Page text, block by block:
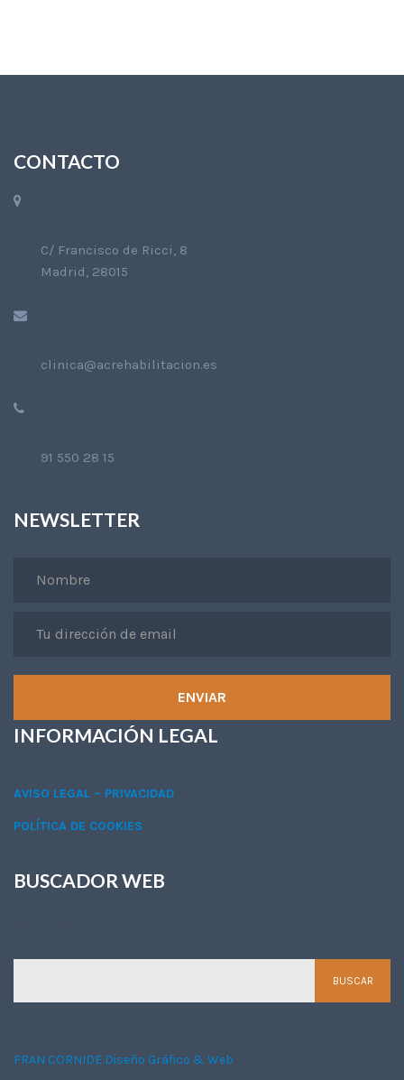
CONTACTO
C/ Francisco de Ricci, 8
Madrid, 28015
clinica@acrehabilitacion.es
91 550 28 15
NEWSLETTER
INFORMACIÓN LEGAL
AVISO LEGAL – PRIVACIDAD
POLÍTICA DE COOKIES
BUSCADOR WEB
FRAN CORNIDE Diseño Gráfico & Web